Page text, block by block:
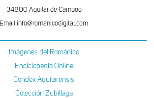
34800 Aguilar de Campoo
Email:info@romanicodigital.com
Imágenes del Románico
Enciclopedia Online
Condex Aquilarensis
Colección Zubillaga